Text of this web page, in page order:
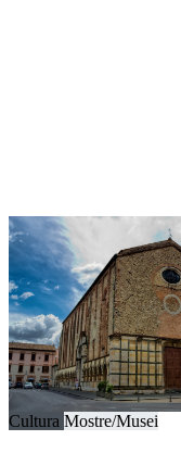
Cultura Mostre/Musei